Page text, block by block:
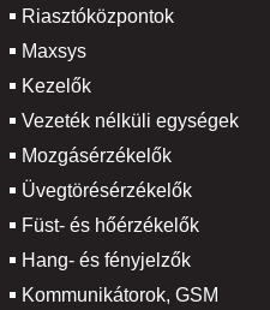
Riasztóközpontok
Maxsys
Kezelők
Vezeték nélküli egységek
Mozgásérzékelők
Üvegtörésérzékelők
Füst- és hőérzékelők
Hang- és fényjelzők
Kommunikátorok, GSM